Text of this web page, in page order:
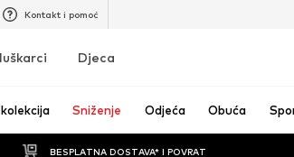
Kontakt i pomoć
Djeca
Sniženje Odjeća Obuća
BESPLATNA DOSTAVA* I POVRAT